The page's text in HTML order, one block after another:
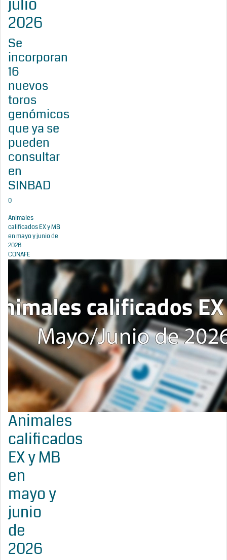
julio
2026
Se
incorporan
16
nuevos
toros
genómicos
que ya se
pueden
consultar
en
SINBAD
0
Animales
calificados EX y MB
en mayo y junio de
2026
CONAFE
Animales
calificados
EX y MB
en
mayo y
junio
de
2026